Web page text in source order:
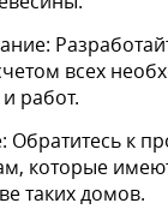
всех
работ.
Обратитесь к
которые
таких домов.